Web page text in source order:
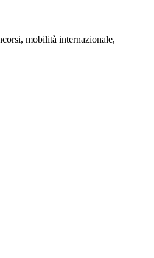
mobilità internazionale,